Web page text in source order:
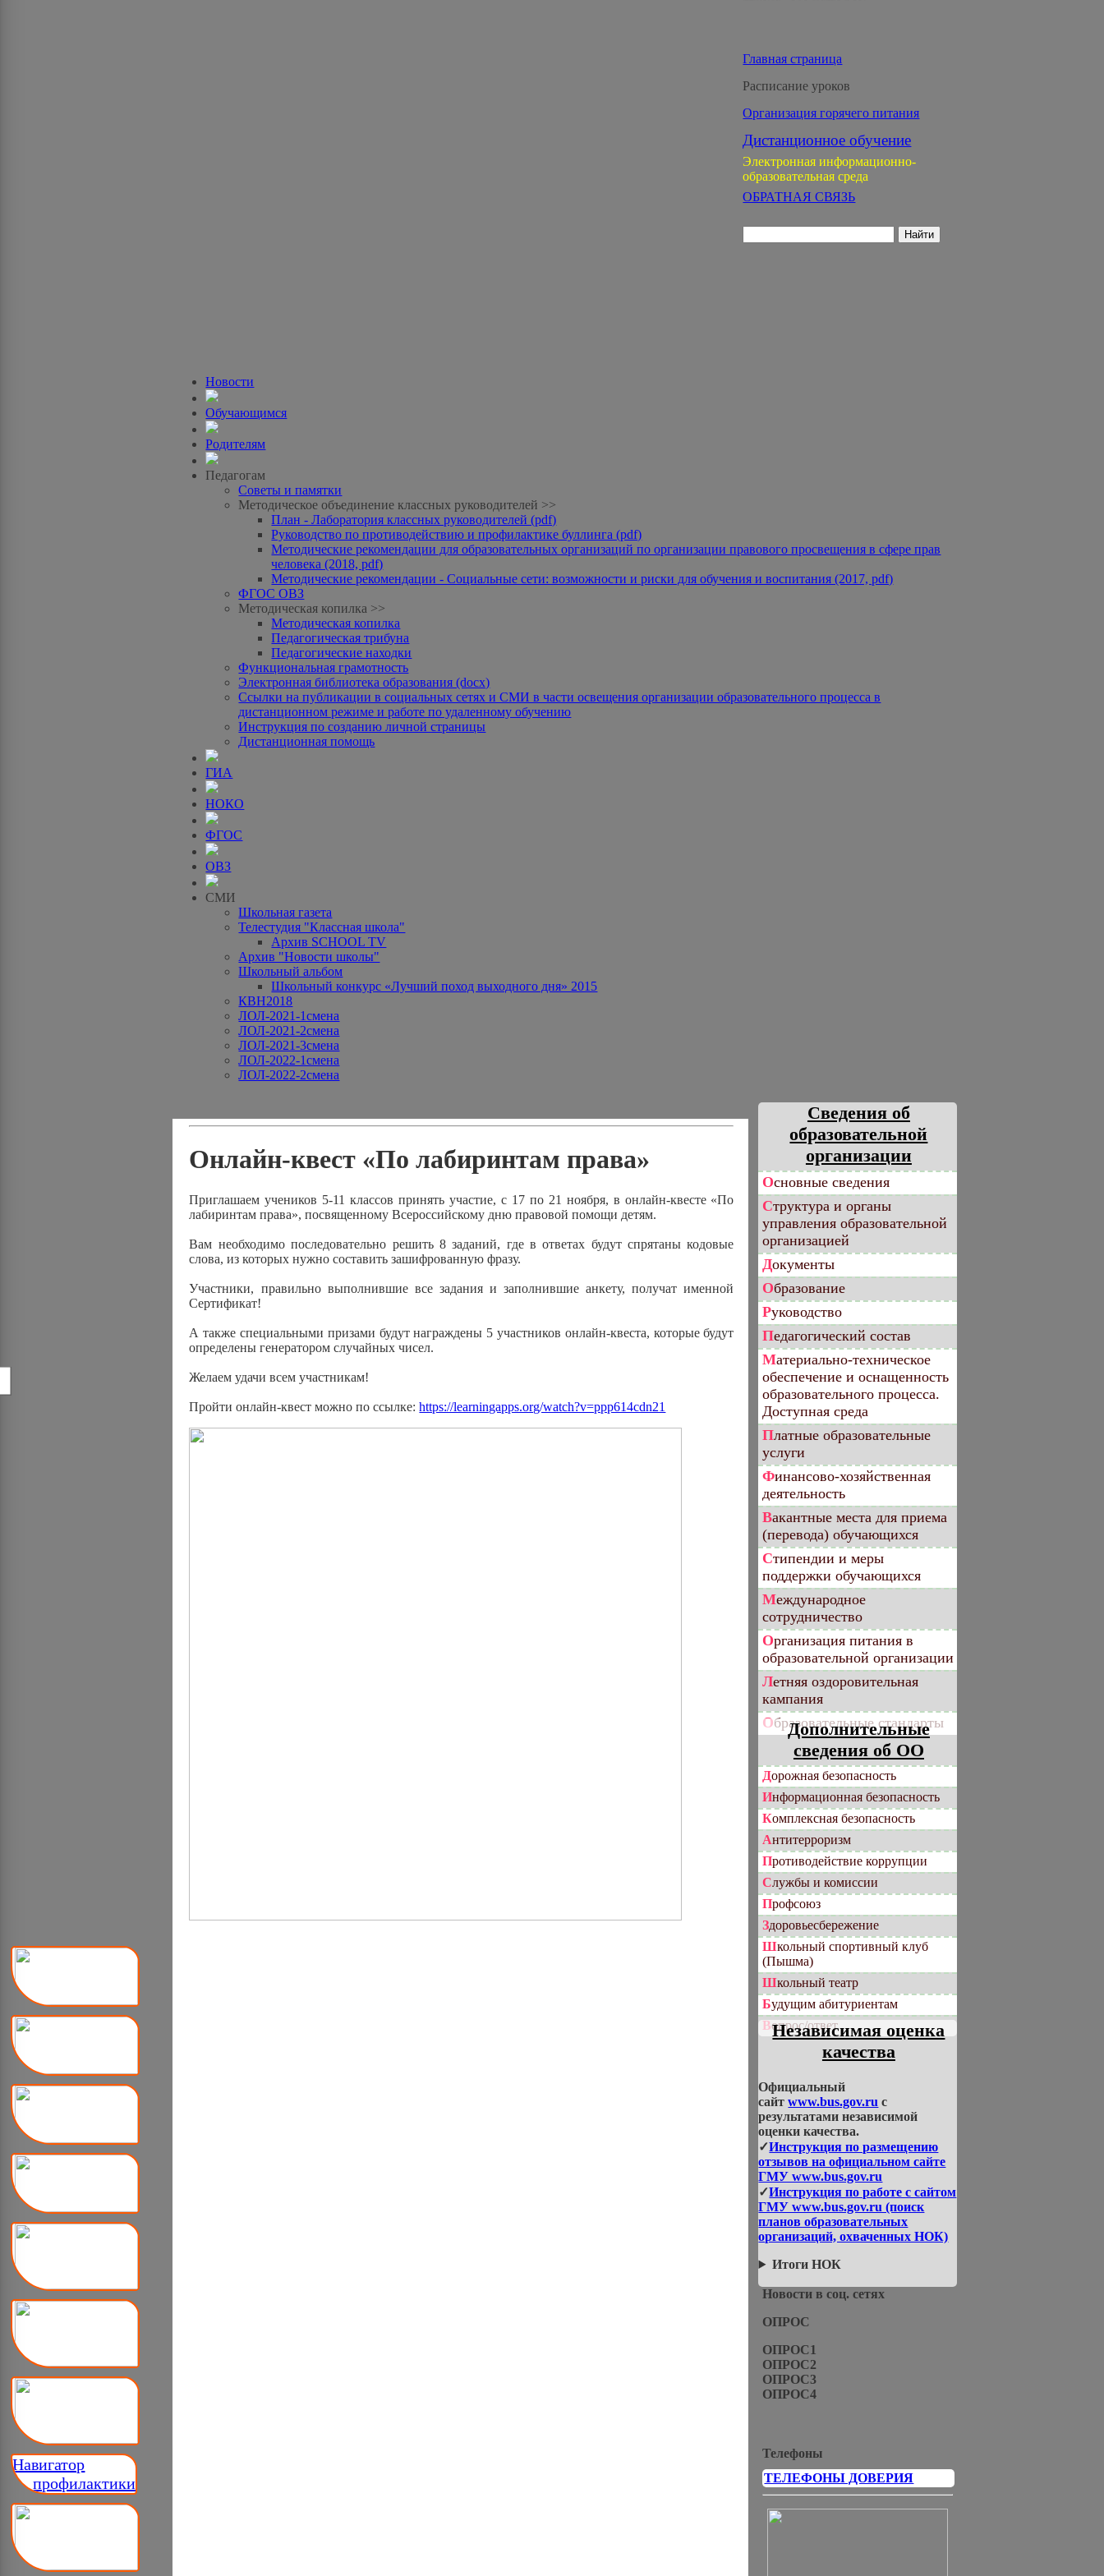
Навигатор
__ профилактики
Главная страница
Расписание уроков
Организация горячего питания
Дистанционное обучение
Электронная информационно-
образовательная среда
ОБРАТНАЯ СВЯЗЬ
Новости
Обучающимся
Родителям
Педагогам
Советы и памятки
Методическое объединение классных руководителей >>
План - Лаборатория классных руководителей (pdf)
Руководство по противодействию и профилактике буллинга (pdf)
Методические рекомендации для образовательных организаций по организации правового просвещения в сфере прав
человека (2018, pdf)
Методические рекомендации - Социальные сети: возможности и риски для обучения и воспитания (2017, pdf)
ФГОС ОВЗ
Методическая копилка >>
Методическая копилка
Педагогическая трибуна
Педагогические находки
Функциональная грамотность
Электронная библиотека образования (docx)
Ссылки на публикации в социальных сетях и СМИ в части освещения организации образовательного процесса в
дистанционном режиме и работе по удаленному обучению
Инструкция по созданию личной страницы
Дистанционная помощь
ГИА
НОКО
ФГОС
ОВЗ
СМИ
Школьная газета
Телестудия "Классная школа"
Архив SCHOOL TV
Архив "Новости школы"
Школьный альбом
Школьный конкурс «Лучший поход выходного дня» 2015
КВН2018
ЛОЛ-2021-1смена
ЛОЛ-2021-2смена
ЛОЛ-2021-3смена
ЛОЛ-2022-1смена
ЛОЛ-2022-2смена
Онлайн-квест «По лабиринтам права»
Приглашаем учеников 5-11 классов принять участие, с 17 по 21 ноября, в онлайн-квесте «По
лабиринтам права», посвященному Всероссийскому дню правовой помощи детям.
Вам необходимо последовательно решить 8 заданий, где в ответах будут спрятаны кодовые
слова, из которых нужно составить зашифрованную фразу.
Участники, правильно выполнившие все задания и заполнившие анкету, получат именной
Сертификат!
А также специальными призами будут награждены 5 участников онлайн-квеста, которые будут
определены генератором случайных чисел.
Желаем удачи всем участникам!
Пройти онлайн-квест можно по ссылке:https://learningapps.org/watch?v=ppp614cdn21
Сведения об
образовательной
организации
Основные сведения
Структура и органы
управления образовательной
организацией
Документы
Образование
Руководство
Педагогический состав
Материально-техническое
обеспечение и оснащенность
образовательного процесса.
Доступная среда
Платные образовательные
услуги
Финансово-хозяйственная
деятельность
Вакантные места для приема
(перевода) обучающихся
Стипендии и меры
поддержки обучающихся
Международное
сотрудничество
Организация питания в
образовательной организации
Летняя оздоровительная
кампания
Образовательные стандарты
Дополнительные
сведения об ОО
Дорожная безопасность
Информационная безопасность
Комплексная безопасность
Антитерроризм
Противодействие коррупции
Службы и комиссии
Профсоюз
Здоровьесбережение
Школьный спортивный клуб
(Пышма)
Школьный театр
Будущим абитуриентам
Вопрос/ответ
Независимая оценка
качества
Официальный
сайтwww.bus.gov.ru с
результатами независимой
оценки качества.
✓Инструкция по размещению
отзывов на официальном сайте
ГМУ www.bus.gov.ru
✓Инструкция по работе с сайтом
ГМУ www.bus.gov.ru (поиск
планов образовательных
организаций, охваченных НОК)
Итоги НОК
Новости в соц. сетях
ОПРОС
ОПРОС1
ОПРОС2
ОПРОС3
ОПРОС4
Телефоны
ТЕЛЕФОНЫ ДОВЕРИЯ